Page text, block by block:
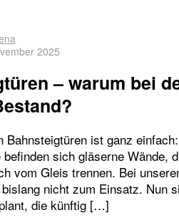
– warum bei
2025
Bahnsteigtüren ist ganz
sich gläserne Wände,
vom Gleis trennen. Bei
nicht zum Einsatz. Nun
die künftig […]